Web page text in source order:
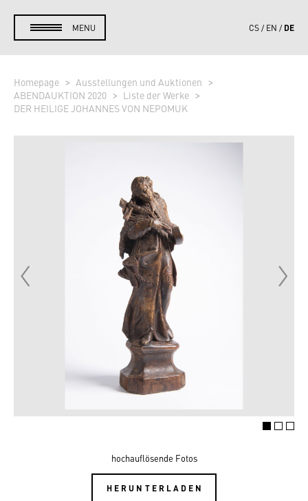
MENU CS EN DE
Homepage
Ausstellungen und Auktionen
ABENDAUKTION 2020
Liste der Werke
DER HEILIGE JOHANNES VON NEPOMUK
hochauflösende Fotos
HERUNTERLADEN